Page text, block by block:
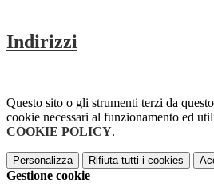
Indirizzi
Questo sito o gli strumenti terzi da
cookie necessari al funzionamento ed
COOKIE POLICY.
Personalizza Rifiuta tutti i cookies
Gestione cookie